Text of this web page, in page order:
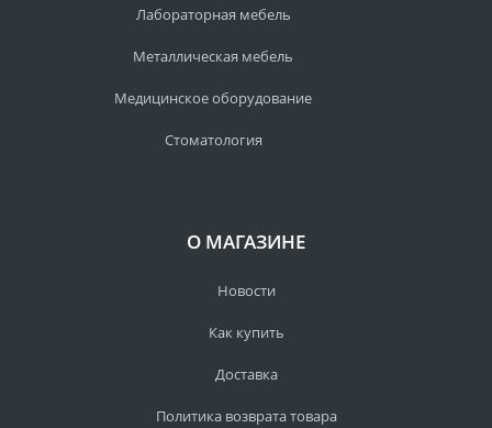
Лабораторная мебель
Металлическая мебель
Медицинское оборудование
Стоматология
О МАГАЗИНЕ
Новости
Как купить
Доставка
Политика возврата товара